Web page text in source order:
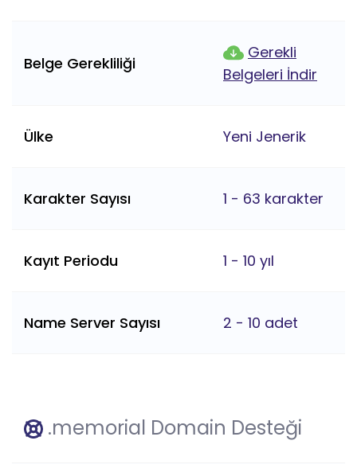
Belge Gerekliliği
Gerekli
Belgeleri İndir
Ülke Yeni Jenerik
Karakter Sayısı 1 - 63 karakter
Kayıt Periodu 1 - 10 yıl
Name Server Sayısı 2 - 10 adet
.memorial Domain Desteği